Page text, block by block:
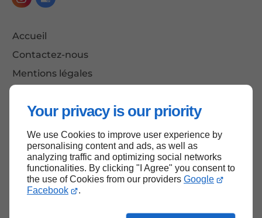
Your privacy is our priority
We use Cookies to improve user experience by
personalising content and ads, as well as
analyzing traffic and optimizing social networks
functionalities. By clicking "I Agree" you consent to
the use of Cookies from our providers Google
Facebook
.
Accueil
Contactez-nous
Mentions légales
Haut de page